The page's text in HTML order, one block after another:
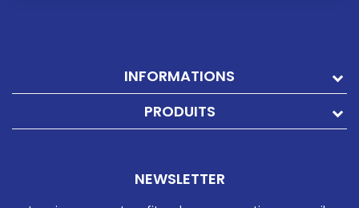
INFORMATIONS
PRODUITS
NEWSLETTER